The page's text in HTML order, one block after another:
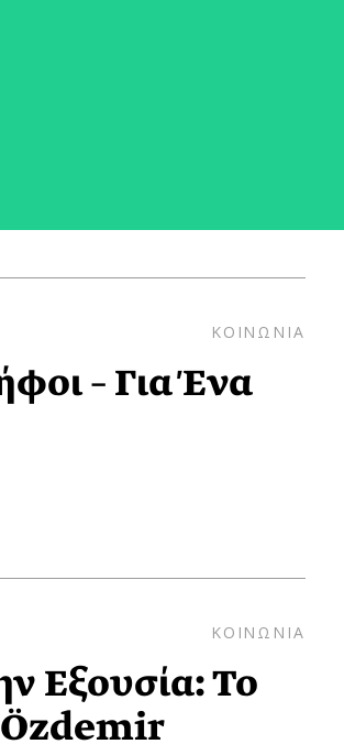
Παρελθόν
Κυριάκο
ΚΟΙΝΩΝΙΑ
– Για Ένα
ΚΟΙΝΩΝΙΑ
Εξουσία: Το